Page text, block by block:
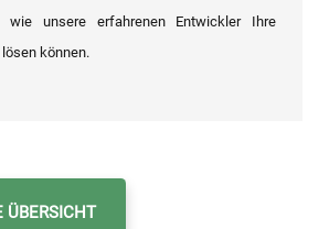
wie unsere erfahrenen Entwickler Ihre
können.
ÜBERSICHT